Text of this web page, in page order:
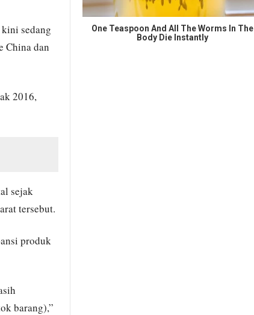
sedang
China dan
2016,
sejak
tersebut.
produk
barang),”
One Teaspoon And All The Worms In The
Body Die Instantly